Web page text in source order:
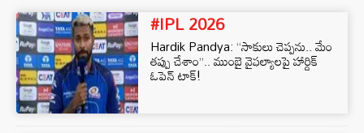
#IPL 2026
Hardik Pandya: “సాకులు చెప్పను.. మేం
తప్పు చేశాం”.. ముంబై వైఫల్యాలపై హార్దిక్
ఓపెన్ టాక్!